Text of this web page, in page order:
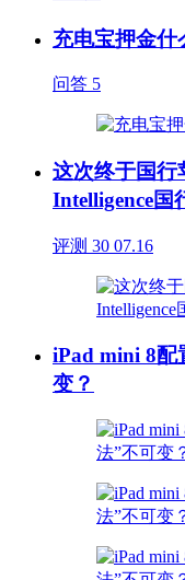
充电宝押金什
问答 5
这次终于国
Intelligence国
评测 30 07.16
iPad mini 8配
变？